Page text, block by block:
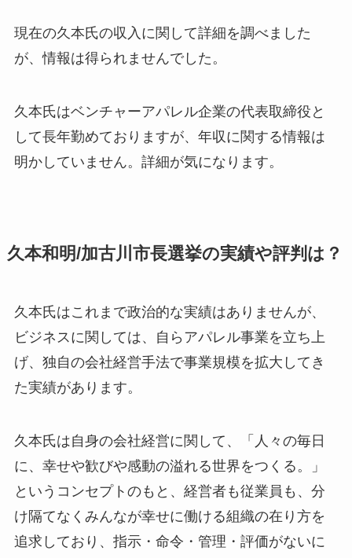
現在の久本氏の収入に関して詳細を調べました
が、情報は得られませんでした。
久本氏はベンチャーアパレル企業の代表取締役と
して長年勤めておりますが、年収に関する情報は
明かしていません。詳細が気になります。
久本和明/加古川市長選挙の実績や評判は？
久本氏はこれまで政治的な実績はありませんが、
ビジネスに関しては、自らアパレル事業を立ち上
げ、独自の会社経営手法で事業規模を拡大してき
た実績があります。
久本氏は自身の会社経営に関して、「人々の毎日
に、幸せや歓びや感動の溢れる世界をつくる。」
というコンセプトのもと、経営者も従業員も、分
け隔てなくみんなが幸せに働ける組織の在り方を
追求しており、 指示・命令・管理・評価がないに